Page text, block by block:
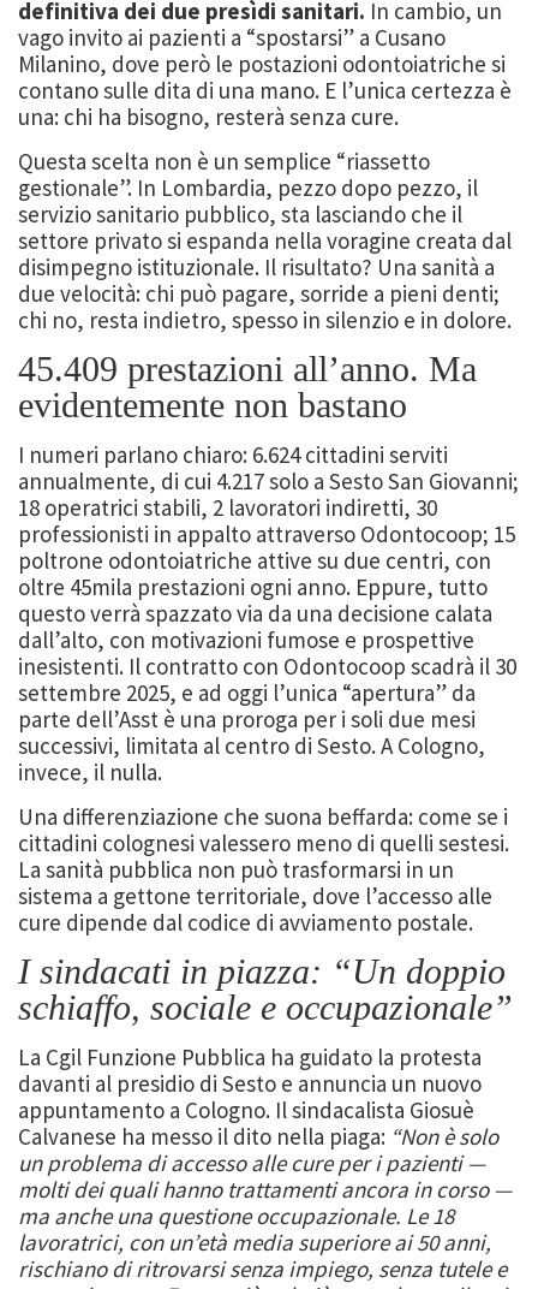
definitiva dei due presìdi sanitari. In cambio, un
vago invito ai pazienti a “spostarsi” a Cusano
Milanino, dove però le postazioni odontoiatriche si
contano sulle dita di una mano. E l’unica certezza è
una: chi ha bisogno, resterà senza cure.
Questa scelta non è un semplice “riassetto
gestionale”. In Lombardia, pezzo dopo pezzo, il
servizio sanitario pubblico, sta lasciando che il
settore privato si espanda nella voragine creata dal
disimpegno istituzionale. Il risultato? Una sanità a
due velocità: chi può pagare, sorride a pieni denti;
chi no, resta indietro, spesso in silenzio e in dolore.
45.409 prestazioni all’anno. Ma
evidentemente non bastano
I numeri parlano chiaro: 6.624 cittadini serviti
annualmente, di cui 4.217 solo a Sesto San Giovanni;
18 operatrici stabili, 2 lavoratori indiretti, 30
professionisti in appalto attraverso Odontocoop; 15
poltrone odontoiatriche attive su due centri, con
oltre 45mila prestazioni ogni anno. Eppure, tutto
questo verrà spazzato via da una decisione calata
dall’alto, con motivazioni fumose e prospettive
inesistenti. Il contratto con Odontocoop scadrà il 30
settembre 2025, e ad oggi l’unica “apertura” da
parte dell’Asst è una proroga per i soli due mesi
successivi, limitata al centro di Sesto. A Cologno,
invece, il nulla.
Una differenziazione che suona beffarda: come se i
cittadini colognesi valessero meno di quelli sestesi.
La sanità pubblica non può trasformarsi in un
sistema a gettone territoriale, dove l’accesso alle
cure dipende dal codice di avviamento postale.
I sindacati in piazza: “Un doppio
schiaffo, sociale e occupazionale”
La Cgil Funzione Pubblica ha guidato la protesta
davanti al presidio di Sesto e annuncia un nuovo
appuntamento a Cologno. Il sindacalista Giosuè
Calvanese ha messo il dito nella piaga: “Non è solo
un problema di accesso alle cure per i pazienti —
molti dei quali hanno trattamenti ancora in corso —
ma anche una questione occupazionale. Le 18
lavoratrici, con un’età media superiore ai 50 anni,
rischiano di ritrovarsi senza impiego, senza tutele e